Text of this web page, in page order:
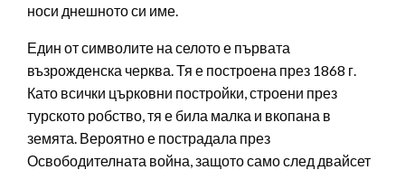
носи днешното си име.
Един от символите на селото е първата
възрожденска черква. Тя е построена през 1868 г.
Като всички църковни постройки, строени през
турското робство, тя е била малка и вкопана в
земята. Вероятно е пострадала през
Освободителната война, защото само след двайсет